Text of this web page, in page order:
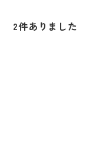
2件ありました